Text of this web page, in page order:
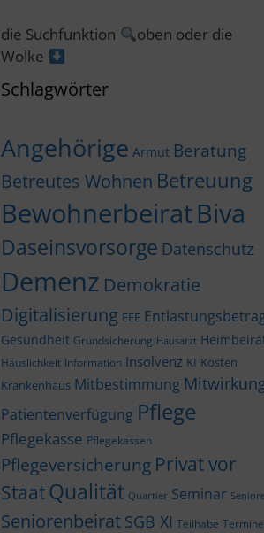
die Suchfunktion
oben oder die
Wolke
Schlagwörter
Angehörige Armut Beratung
Betreutes Wohnen Betreuung
BewohnerbeiratBiva
Daseinsvorsorge Datenschutz
Demenz Demokratie
Digitalisierung EEE
Gesundheit Grundsicherung Hausarzt
Häuslichkeit Information Insolvenz KI Kosten
Krankenhaus Mitbestimmung
Patientenverfügung Pflege
Pflegekasse Pflegekassen
Pflegeversicherung Privat vor
StaatQualität Quartier Seminar
Seniorenbeirat SGB XI Teilhabe Termine